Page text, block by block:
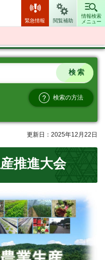
緊急情報 閲覧補助
情報検索
メニュー
検索の方法
更新日：2025年12月22日
推進大会